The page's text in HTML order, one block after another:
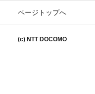
ページトップへ
(c) NTT DOCOMO